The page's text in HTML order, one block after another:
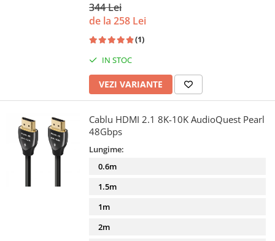
344 Lei
de la 258 Lei
(1)
IN STOC
VEZI VARIANTE
Cablu HDMI 2.1 8K-10K AudioQuest Pearl
48Gbps
Lungime:
0.6m
1.5m
1m
2m